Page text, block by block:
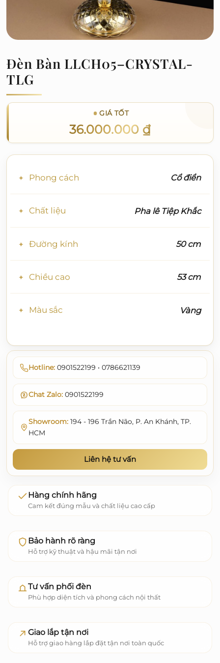
Đèn Bàn LLCH05–CRYSTAL-
TLG
GIÁ TỐT
36.000.000 ₫
Phong cách Cổ điển
Chất liệu Pha lê Tiệp Khắc
Đường kính 50 cm
Chiều cao 53 cm
Màu sắc Vàng
Hotline: 0901522199 • 0786621139
Chat Zalo: 0901522199
Showroom: 194 - 196 Trần Não, P. An Khánh, TP.
HCM
Liên hệ tư vấn
Hàng chính hãng
Cam kết đúng mẫu và chất liệu cao cấp
Bảo hành rõ ràng
Hỗ trợ kỹ thuật và hậu mãi tận nơi
Tư vấn phối đèn
Phù hợp diện tích và phong cách nội thất
Giao lắp tận nơi
Hỗ trợ giao hàng lắp đặt tận nơi toàn quốc